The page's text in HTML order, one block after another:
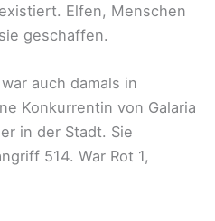
Elfen, Menschen
geschaffen.
auch damals in
Konkurrentin von Galaria
in der Stadt. Sie
514. War Rot 1,